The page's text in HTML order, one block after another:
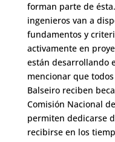
forman parte de
ingenieros van a
fundamentos y
activamente en
están desarrollando
mencionar que
Balseiro reciben
Comisión Nacional
permiten dedicarse
recibirse en los